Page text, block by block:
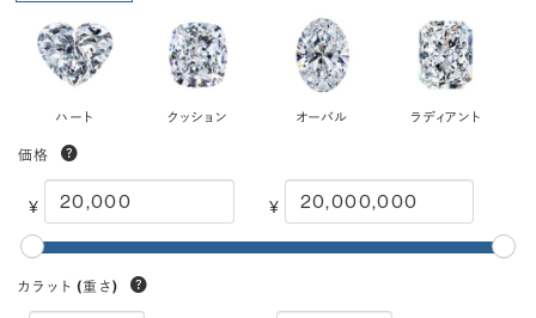
ハート クッション オーバル ラディアント
価格
¥ ¥
カラット (重さ)